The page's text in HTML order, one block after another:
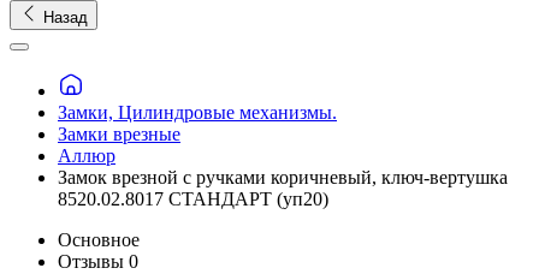
Назад
Замки, Цилиндровые механизмы.
Замки врезные
Аллюр
Замок врезной с ручками коричневый, ключ-вертушка
8520.02.8017 СТАНДАРТ (уп20)
Основное
Отзывы 0